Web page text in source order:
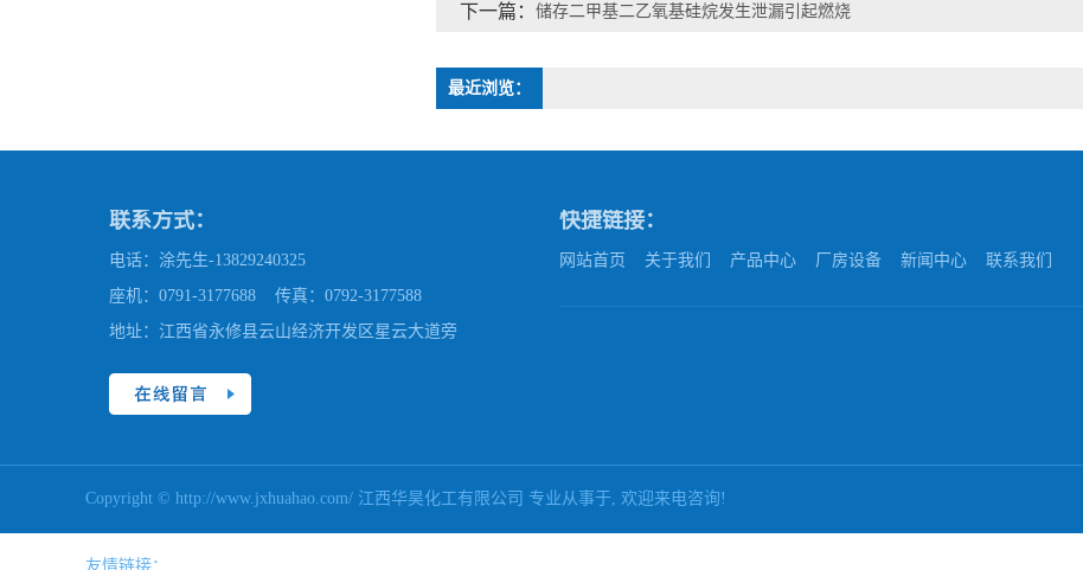
下一篇： 储存二甲基二乙氧基硅烷发生泄漏引起燃烧
最近浏览：
联系方式：
电话：涂先生-13829240325
座机：0791-3177688 传真：0792-3177588
地址：江西省永修县云山经济开发区星云大道旁
快捷链接：
网站首页 关于我们 产品中心 厂房设备 新闻中心 联系我们
Copyright © http://www.jxhuahao.com/ 江西华昊化工有限公司 专业从事于, 欢迎来电咨询!
友情链接：